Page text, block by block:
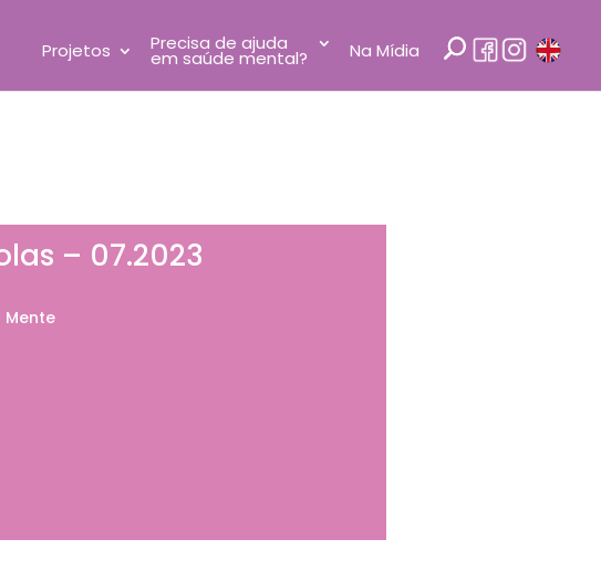
Projetos Precisa de ajuda
em saúde mental? Na Mídia
– 07.2023
Mente